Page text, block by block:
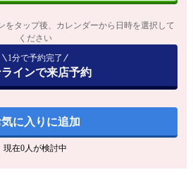
をタップ後、カレンダーから日時を選択して
ください
1分で予約完了
インで来店予約
に入りに追加
現在0人が検討中